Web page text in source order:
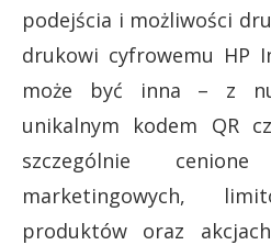
podejścia i możliwości
drukowi cyfrowemu HP
może być inna – z
unikalnym kodem QR
szczególnie
marketingowych,
produktów oraz